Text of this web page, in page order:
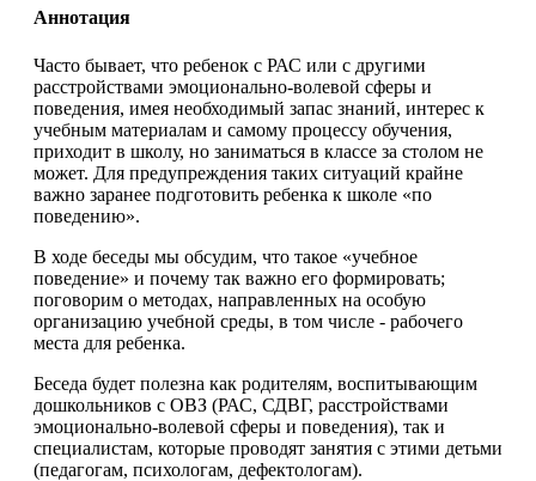
Аннотация
Часто бывает, что ребенок с РАС или с другими
расстройствами эмоционально-волевой сферы и
поведения, имея необходимый запас знаний, интерес к
учебным материалам и самому процессу обучения,
приходит в школу, но заниматься в классе за столом не
может. Для предупреждения таких ситуаций крайне
важно заранее подготовить ребенка к школе «по
поведению».
В ходе беседы мы обсудим, что такое «учебное
поведение» и почему так важно его формировать;
поговорим о методах, направленных на особую
организацию учебной среды, в том числе - рабочего
места для ребенка.
Беседа будет полезна как родителям, воспитывающим
дошкольников с ОВЗ (РАС, СДВГ, расстройствами
эмоционально-волевой сферы и поведения), так и
специалистам, которые проводят занятия с этими детьми
(педагогам, психологам, дефектологам).